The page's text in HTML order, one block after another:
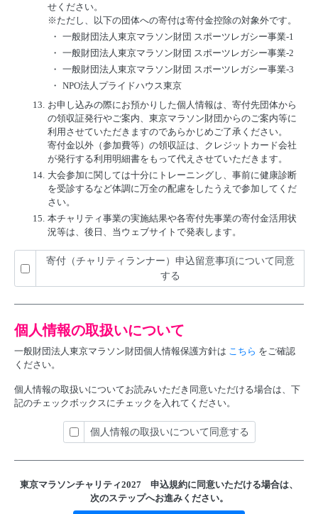
せください。
※ただし、以下の団体への寄付は寄付金控除の対象外です。
・ 一般財団法人東京マラソン財団 スポーツレガシー事業-1
・ 一般財団法人東京マラソン財団 スポーツレガシー事業-2
・ 一般財団法人東京マラソン財団 スポーツレガシー事業-3
・ NPO法人プライドハウス東京
13. お申し込みの際にお預かりした個人情報は、寄付先団体から
の領収証発行やご案内、東京マラソン財団からのご案内等に
利用させていただきますのであらかじめご了承ください。
寄付金以外（参加費等）の領収証は、クレジットカード会社
が発行する利用明細書をもって代えさせていただきます。
14. 大会参加に関しては十分にトレーニングし、事前に健康診断
を受診するなど体調に万全の配慮をしたうえで参加してくだ
さい。
15. 本チャリティ事業の実施結果や各寄付先事業の寄付金活用状
況等は、後日、当ウェブサイトで発表します。
寄付（チャリティランナー）申込留意事項について同意
する
個人情報の取扱いについて
一般財団法人東京マラソン財団個人情報保護方針は こちら をご確認
ください。
個人情報の取扱いについてお読みいただき同意いただける場合は、下
記のチェックボックスにチェックを入れてください。
個人情報の取扱いについて同意する
東京マラソンチャリティ2027 申込規約に同意いただける場合は、
次のステップへお進みください。